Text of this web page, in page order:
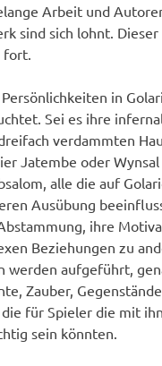
Arbeit und
sind sich lohnt.
fort.
in
Sei es ihre
verdammten
Jatembe oder
alle die auf
Ausübung
ihre
Beziehungen zu
werden aufgeführt,
Zauber,
für Spieler die mit
sein könnten.